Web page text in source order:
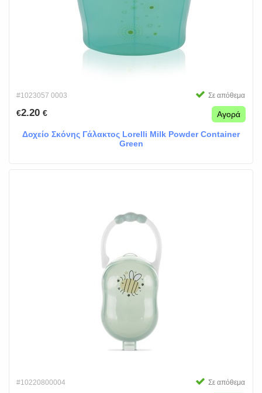
#1023057 0003 Σε απόθεμα
€2.20 € Αγορά
Δοχείο Σκόνης Γάλακτος Lorelli Milk Powder Container
Green
#10220800004 Σε απόθεμα